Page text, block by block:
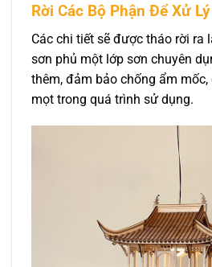
Rời Các Bộ Phận Để Xử
Các chi tiết sẽ được tháo rời ra
sơn phủ một lớp sơn chuyên
thêm, đảm bảo chống ẩm
mọt trong quá trình sử dụng.